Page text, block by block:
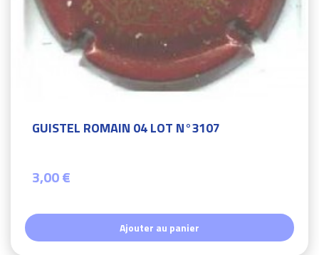
GUISTEL ROMAIN 04 LOT N°3107
3,00 €
Ajouter au panier